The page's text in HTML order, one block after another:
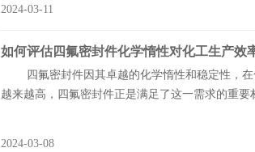
2024-03-11
如何评估四氟密封件化学惰性对化工生产效
四氟密封件因其卓越的化学惰性和稳定性，在
越来越高，四氟密封件正是满足了这一需求的重
2024-03-08